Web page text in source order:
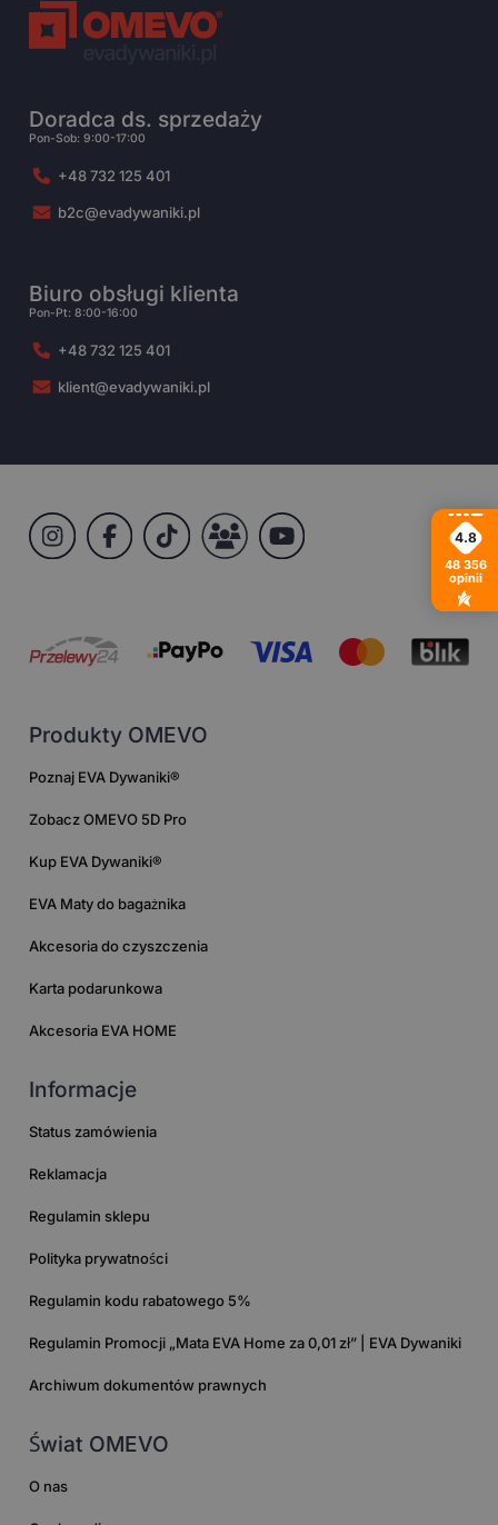
Doradca ds. sprzedaży
Pon-Sob: 9:00-17:00
+48 732 125 401
b2c@evadywaniki.pl
Biuro obsługi klienta
Pon-Pt: 8:00-16:00
+48 732 125 401
klient@evadywaniki.pl
Produkty OMEVO
Poznaj EVA Dywaniki®
Zobacz OMEVO 5D Pro
Kup EVA Dywaniki®
EVA Maty do bagażnika
Akcesoria do czyszczenia
Karta podarunkowa
Akcesoria EVA HOME
Informacje
Status zamówienia
Reklamacja
Regulamin sklepu
Polityka prywatności
Regulamin kodu rabatowego 5%
Regulamin Promocji „Mata EVA Home za 0,01 zł” | EVA Dywaniki
Archiwum dokumentów prawnych
Świat OMEVO
O nas
4.8
48 356
opinii